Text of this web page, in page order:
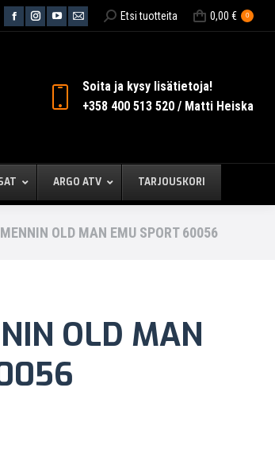
Facebook
Instagram
new
YouTube
in
new
Mail
in
new
Search:Etsi tuotteita 0,00 € 0
Soita ja kysy lisätietoja!
+358 400 513 520 / Matti Heiska
ARGO ATV TARJOUSKORI
OLD MAN EMU SPORT 60056
OLD MAN